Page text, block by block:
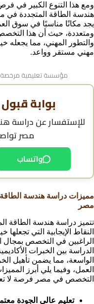
ومع هذا التنوع الكبير في
هندسة الطاقة المتجددة في
يجد مكانًا مناسبًا في سوق
ومتعددة، حيث أن هذا
والتطور المهني، مما يجعله
مهني مستقر وواعد.
مؤسسة تعليمية مرخصة
بوابة
للإستفسار عندراسة
مصر
واتساب
مميزات دراسة هندسة الطاقة
مصر
تتميز دراسة هندسة الطاقة
النقاط الإيجابية التي
الراغبين في التخصص بمجال
الدراسة بين الخبرات
الواسعة، مما يضمن تأهيل
العمل، وفيما يلي أبرز
التخصص في مصر فرصة لا
تعليم عالي الجودة